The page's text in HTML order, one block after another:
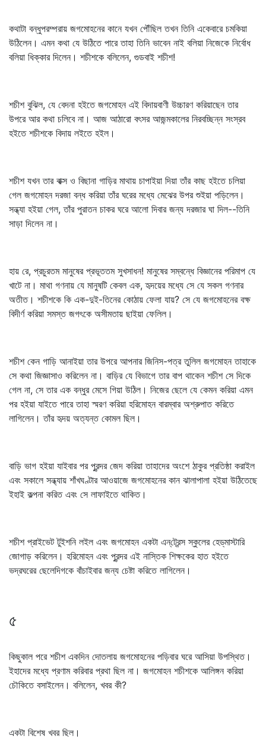
কথাটা বন্ধুপরম্পরায় জগমোহনের কানে যখন পৌঁছিল তখন তিনি একেবারে চমকিয়া
উঠিলেন। এমন কথা যে উঠিতে পারে তাহা তিনি ভাবেন নাই বলিয়া নিজেকে নির্বোধ
বলিয়া ধিক্‌কার দিলেন। শচীশকে বলিলেন, গুডবাই শচীশ!
শচীশ বুঝিল, যে বেদনা হইতে জগমোহন এই বিদায়বাণী উচ্চারণ করিয়াছেন তার
উপরে আর কথা চলিবে না। আজ আঠারো বৎসর আজন্মকালের নিরবচ্ছিন্ন সংস্রব
হইতে শচীশকে বিদায় লইতে হইল।
শচীশ যখন তার বাক্স ও বিছানা গাড়ির মাথায় চাপাইয়া দিয়া তাঁর কাছ হইতে চলিয়া
গেল জগমোহন দরজা বন্ধ করিয়া তাঁর ঘরের মধ্যে মেঝের উপর শুইয়া পড়িলেন।
সন্ধ্যা হইয়া গেল, তাঁর পুরাতন চাকর ঘরে আলো দিবার জন্য দরজার ঘা দিল--তিনি
সাড়া দিলেন না।
হায় রে, প্রচুরতম মানুষের প্রভূততম সুখসাধন! মানুষের সম্বন্ধে বিজ্ঞানের পরিমাপ যে
খাটে না। মাথা গণনায় যে মানুষটি কেবল এক, হৃদয়ের মধ্যে সে যে সকল গণনার
অতীত। শচীশকে কি এক-দুই-তিনের কোঠায় ফেলা যায়? সে যে জগমোহনের বক্ষ
বিদীর্ণ করিয়া সমস্ত জগৎকে অসীমতায় ছাইয়া ফেলিল।
শচীশ কেন গাড়ি আনাইয়া তার উপরে আপনার জিনিস-পত্র তুলিল জগমোহন তাহাকে
সে কথা জিজ্ঞাসাও করিলেন না। বাড়ির যে বিভাগে তার বাপ থাকেন শচীশ সে দিকে
গেল না, সে তার এক বন্ধুর মেসে গিয়া উঠিল। নিজের ছেলে যে কেমন করিয়া এমন
পর হইয়া যাইতে পারে তাহা স্মরণ করিয়া হরিমোহন বারম্বার অশ্রুপাত করিতে
লাগিলেন। তাঁর হৃদয় অত্যন্ত কোমল ছিল।
বাড়ি ভাগ হইয়া যাইবার পর পুরন্দর জেদ করিয়া তাহাদের অংশে ঠাকুর প্রতিষ্ঠা করাইল
এবং সকালে সন্ধ্যায় শাঁখঘণ্টার আওয়াজে জগমোহনের কান ঝালাপালা হইয়া উঠিতেছে
ইহাই কল্পনা করিত এবং সে লাফাইতে থাকিত।
শচীশ প্রাইভেট টুইশনি লইল এবং জগমোহন একটা এন্‌ট্রেন্স স্কুলের হেড্‌মাস্টারি
জোগাড় করিলেন। হরিমোহন এবং পুরন্দর এই নাস্তিক শিক্ষকের হাত হইতে
ভদ্রঘরের ছেলেদিগকে বাঁচাইবার জন্য চেষ্টা করিতে লাগিলেন।
৫
কিছুকাল পরে শচীশ একদিন দোতলায় জগমোহনের পড়িবার ঘরে আসিয়া উপস্থিত।
ইহাদের মধ্যে প্রণাম করিবার প্রথা ছিল না। জগমোহন শচীশকে আলিঙ্গন করিয়া
চৌকিতে বসাইলেন। বলিলেন, খবর কী?
একটা বিশেষ খবর ছিল।